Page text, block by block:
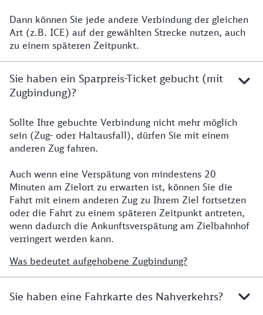
Flexpreisticket
Dann können Sie jede andere Verbindung der gleichen
Art (z.B. ICE) auf der gewählten Strecke nutzen, auch
zu einem späteren Zeitpunkt.
Sie haben ein Sparpreis-Ticket gebucht (mit
Zugbindung)?
Sparpreisticket
Sollte Ihre gebuchte Verbindung nicht mehr möglich
sein (Zug- oder Haltausfall), dürfen Sie mit einem
anderen Zug fahren.
Auch wenn eine Verspätung von mindestens 20
Minuten am Zielort zu erwarten ist, können Sie die
Fahrt mit einem anderen Zug zu Ihrem Ziel fortsetzen
oder die Fahrt zu einem späteren Zeitpunkt antreten,
wenn dadurch die Ankunftsverspätung am Zielbahnhof
verringert werden kann.
Was bedeutet aufgehobene Zugbindung?
Sie haben eine Fahrkarte des Nahverkehrs?